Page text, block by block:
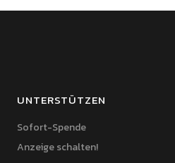
UNTERSTÜTZEN
Sofort-Spende
Anzeige schalten!